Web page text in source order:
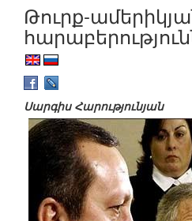
Թուրք-
Սարգիս Հարությունյան